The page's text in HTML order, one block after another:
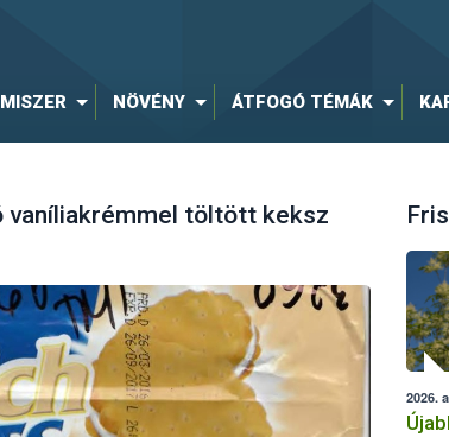
NÖVÉNY ÁTFOGÓ TÉMÁK
töltött keksz
2026.